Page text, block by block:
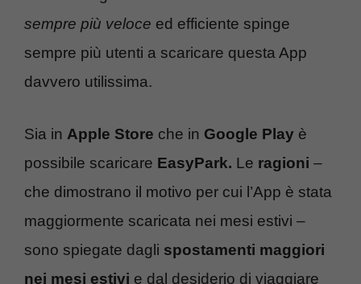
sempre più veloce ed efficiente spinge
sempre più utenti a scaricare questa App
davvero utilissima.
Sia in Apple Store che in Google Play è
possibile scaricare EasyPark. Le ragioni –
che dimostrano il motivo per cui l’App è stata
maggiormente scaricata nei mesi estivi –
sono spiegate dagli spostamenti maggiori
nei mesi estivi e dal desiderio di viaggiare